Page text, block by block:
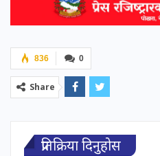
0
836
Share
प्रतिक्रिया दिनुहोस